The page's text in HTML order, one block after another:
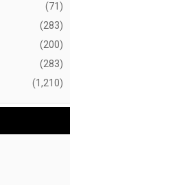
(71)
(283)
(200)
(283)
(1,210)